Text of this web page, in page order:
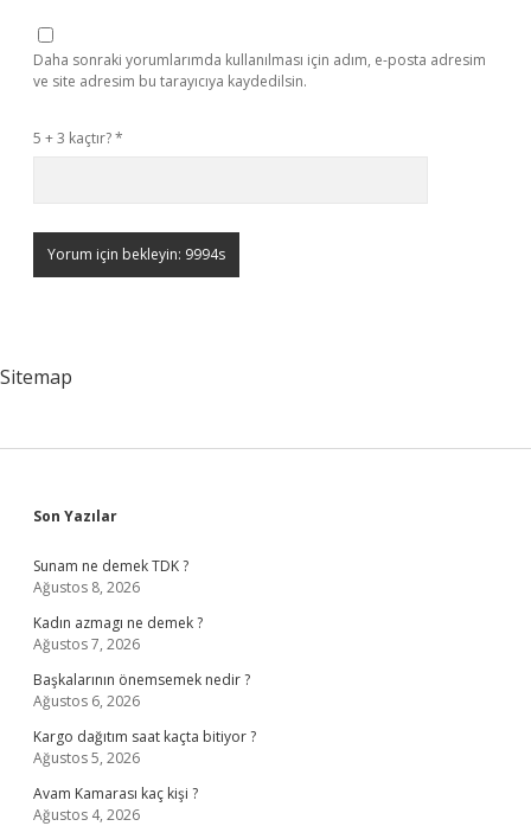
Daha sonraki yorumlarımda kullanılması için adım, e-posta adresim
ve site adresim bu tarayıcıya kaydedilsin.
5 + 3 kaçtır?*
Sitemap
Sidebar
Son Yazılar
Sunam ne demek TDK ?
Ağustos 8, 2026
Kadın azmagı ne demek ?
Ağustos 7, 2026
Başkalarının önemsemek nedir ?
Ağustos 6, 2026
Kargo dağıtım saat kaçta bitiyor ?
Ağustos 5, 2026
Avam Kamarası kaç kişi ?
Ağustos 4, 2026